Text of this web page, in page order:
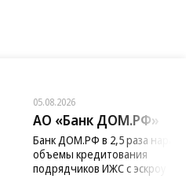
05.08.2026
АО «Банк ДОМ.РФ»
Банк ДОМ.РФ в 2,5 раза
объемы кредитования
подрядчиков ИЖС с эскроу